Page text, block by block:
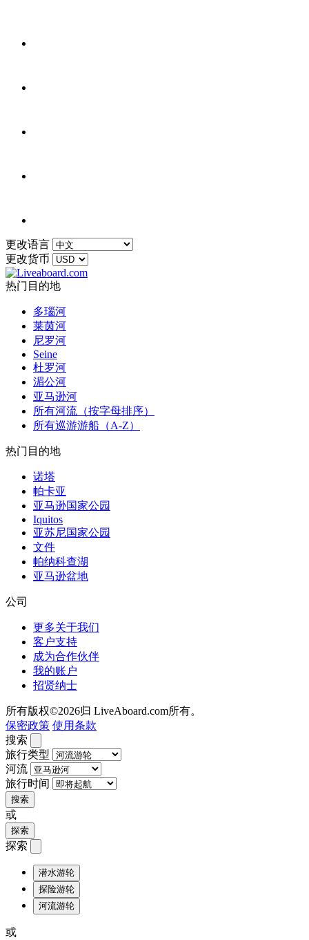
更改语言
更改货币
热门目的地
多瑙河
莱茵河
尼罗河
Seine
杜罗河
湄公河
亚马逊河
所有河流（按字母排序）
所有巡游游船（A-Z）
热门目的地
诺塔
帕卡亚
亚马逊国家公园
Iquitos
亚苏尼国家公园
文件
帕纳科查湖
亚马逊盆地
公司
更多关于我们
客户支持
成为合作伙伴
我的账户
招贤纳士
所有版权©2026归 LiveAboard.com所有。
保密政策 使用条款
搜索
旅行类型
河流
旅行时间
搜索
或
探索
探索
潜水游轮
探险游轮
河流游轮
或